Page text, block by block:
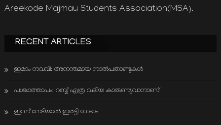
Areekode Majmau Students Association(MSA).
RECENT ARTICLES
ഇമാം നവവി: അനന്തമായ നാൽപതാണ്ടുകൾ
പശ്ചാത്താപം: റബ്ബ് എത്ര വലിയ കാരുണ്യവാനാണ്
ഇന്ന് നേടിയാൽ ഇരട്ടി നേടാം